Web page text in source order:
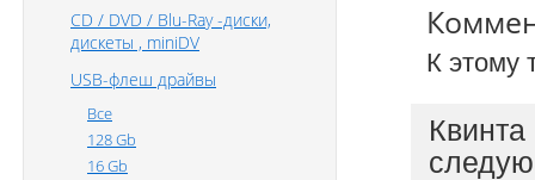
К этому
CD / DVD / Blu-Ray -диски,
дискеты , miniDV
USB-флеш драйвы
Все
128 Gb
16 Gb